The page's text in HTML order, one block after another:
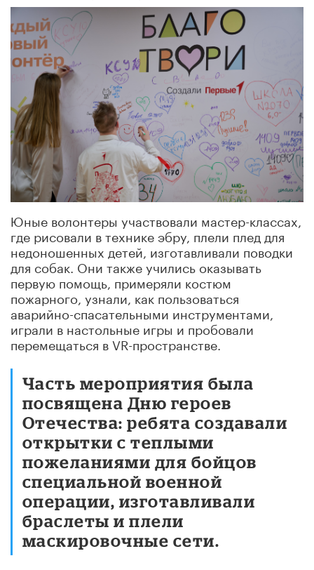
Юные волонтеры участвовали мастер-классах,
где рисовали в технике эбру, плели плед для
недоношенных детей, изготавливали поводки
для собак. Они также учились оказывать
первую помощь, примеряли костюм
пожарного, узнали, как пользоваться
аварийно-спасательными инструментами,
играли в настольные игры и пробовали
перемещаться в VR-пространстве.
Часть мероприятия была
посвящена Дню героев
Отечества: ребята создавали
открытки с теплыми
пожеланиями для бойцов
специальной военной
операции, изготавливали
браслеты и плели
маскировочные сети.